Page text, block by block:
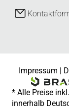
Impressum |
* Alle Preise
innerhalb